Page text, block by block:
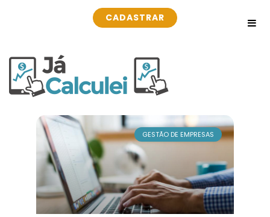
CADASTRAR
GESTÃO DE EMPRESAS